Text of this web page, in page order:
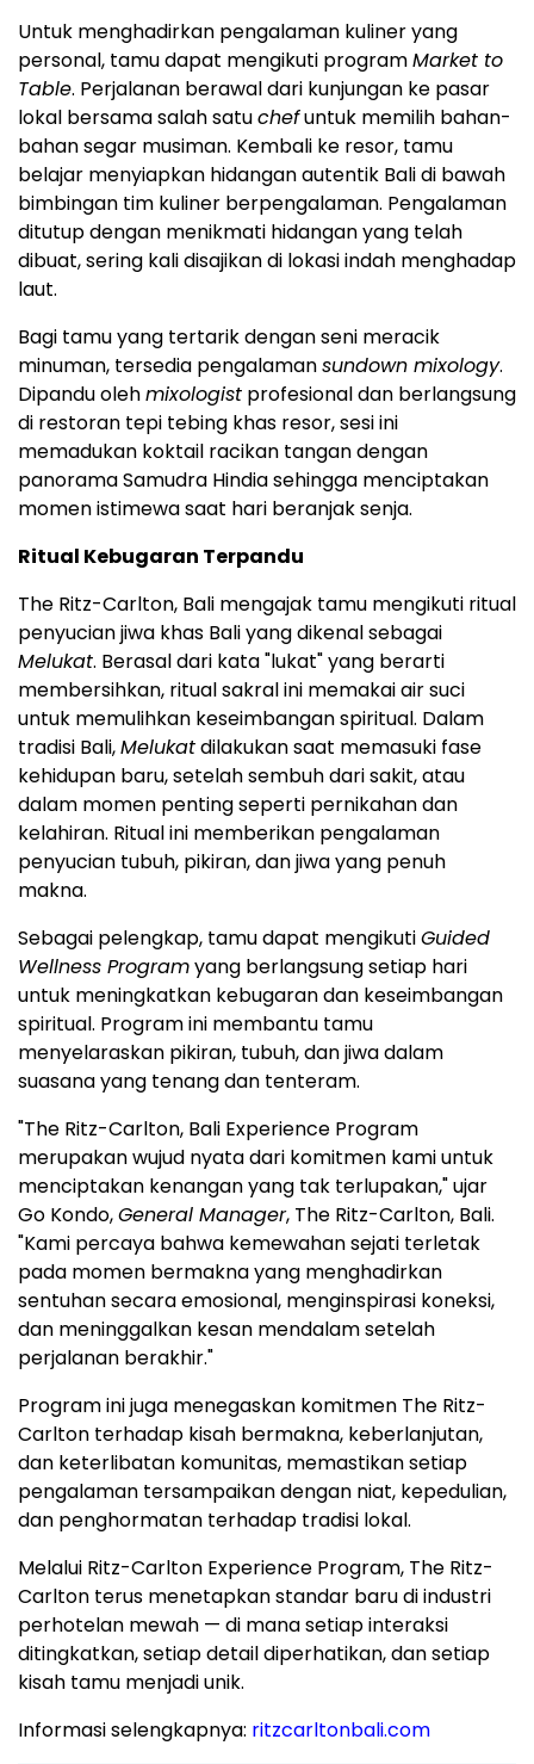
Untuk menghadirkan pengalaman kuliner yang
personal, tamu dapat mengikuti programMarket to
Table. Perjalanan berawal dari kunjungan ke pasar
lokal bersama salah satuchefuntuk memilih bahan-
bahan segar musiman. Kembali ke resor, tamu
belajar menyiapkan hidangan autentik Bali di bawah
bimbingan tim kuliner berpengalaman. Pengalaman
ditutup dengan menikmati hidangan yang telah
dibuat, sering kali disajikan di lokasi indah menghadap
laut.
Bagi tamu yang tertarik dengan seni meracik
minuman, tersedia pengalamansundown mixology.
Dipandu olehmixologist profesional dan berlangsung
di restoran tepi tebing khas resor, sesi ini
memadukan koktail racikan tangan dengan
panorama Samudra Hindia sehingga menciptakan
momen istimewa saat hari beranjak senja.
Ritual Kebugaran Terpandu
The Ritz-Carlton, Bali mengajak tamu mengikuti ritual
penyucian jiwa khas Bali yang dikenal sebagai
Melukat. Berasal dari kata "lukat" yang berarti
membersihkan, ritual sakral ini memakai air suci
untuk memulihkan keseimbangan spiritual. Dalam
tradisi Bali,Melukatdilakukan saat memasuki fase
kehidupan baru, setelah sembuh dari sakit, atau
dalam momen penting seperti pernikahan dan
kelahiran. Ritual ini memberikan pengalaman
penyucian tubuh, pikiran, dan jiwa yang penuh
makna.
Sebagai pelengkap, tamu dapat mengikutiGuided
Wellness Programyang berlangsung setiap hari
untuk meningkatkan kebugaran dan keseimbangan
spiritual. Program ini membantu tamu
menyelaraskan pikiran, tubuh, dan jiwa dalam
suasana yang tenang dan tenteram.
"The Ritz-Carlton, Bali Experience Program
merupakan wujud nyata dari komitmen kami untuk
menciptakan kenangan yang tak terlupakan," ujar
Go Kondo,General Manager, The Ritz-Carlton, Bali.
"Kami percaya bahwa kemewahan sejati terletak
pada momen bermakna yang menghadirkan
sentuhan secara emosional, menginspirasi koneksi,
dan meninggalkan kesan mendalam setelah
perjalanan berakhir."
Program ini juga menegaskan komitmen The Ritz-
Carlton terhadap kisah bermakna, keberlanjutan,
dan keterlibatan komunitas, memastikan setiap
pengalaman tersampaikan dengan niat, kepedulian,
dan penghormatan terhadap tradisi lokal.
Melalui Ritz-Carlton Experience Program, The Ritz-
Carlton terus menetapkan standar baru di industri
perhotelan mewah — di mana setiap interaksi
ditingkatkan, setiap detail diperhatikan, dan setiap
kisah tamu menjadi unik.
Informasi selengkapnya: ritzcarltonbali.com